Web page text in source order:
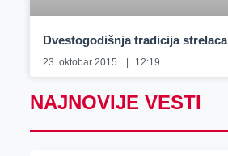
Dvestogodišnja tradicija strelaca
23. oktobar 2015. 12:19
NAJNOVIJE VESTI